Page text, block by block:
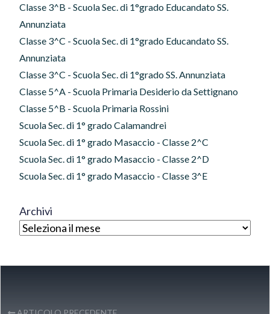
Classe 3^B - Scuola Sec. di 1°grado Educandato SS.
Annunziata
Classe 3^C - Scuola Sec. di 1°grado Educandato SS.
Annunziata
Classe 3^C - Scuola Sec. di 1°grado SS. Annunziata
Classe 5^A - Scuola Primaria Desiderio da Settignano
Classe 5^B - Scuola Primaria Rossini
Scuola Sec. di 1° grado Calamandrei
Scuola Sec. di 1° grado Masaccio - Classe 2^C
Scuola Sec. di 1° grado Masaccio - Classe 2^D
Scuola Sec. di 1° grado Masaccio - Classe 3^E
Archivi